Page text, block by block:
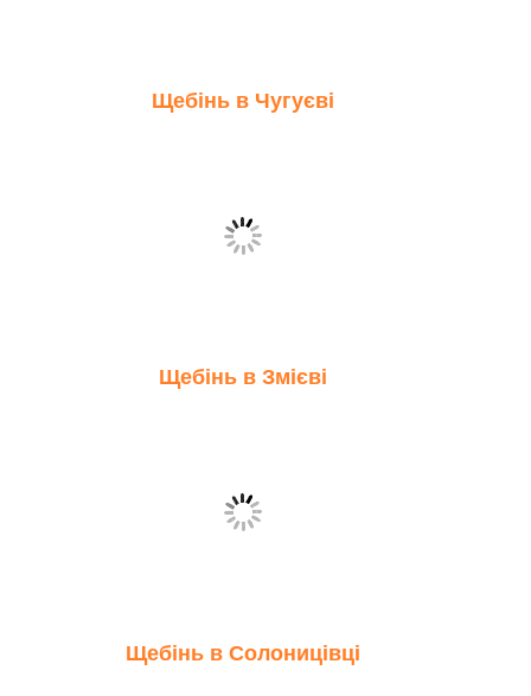
Щебінь в Чугуєві
Щебінь в Змієві
Щебінь в Солоницівці